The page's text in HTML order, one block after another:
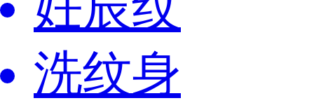
洗纹身